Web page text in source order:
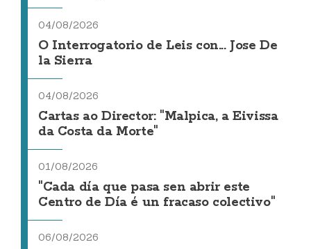
04/08/2026
O Interrogatorio de Leis con... Jose De
la Sierra
04/08/2026
Cartas ao Director: "Malpica, a Eivissa
da Costa da Morte"
01/08/2026
"Cada día que pasa sen abrir este
Centro de Día é un fracaso colectivo"
06/08/2026